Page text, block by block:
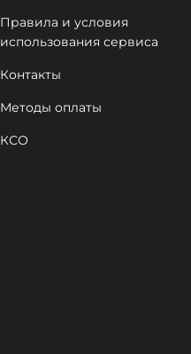
Правила и условия
использования сервиса
Контакты
Методы оплаты
КСО